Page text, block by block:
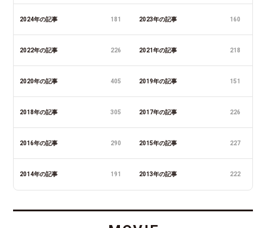
2024年の記事 181 2023年の記事 160
2022年の記事 226 2021年の記事 218
2020年の記事 405 2019年の記事 151
2018年の記事 305 2017年の記事 226
2016年の記事 290 2015年の記事 227
2014年の記事 191 2013年の記事 222